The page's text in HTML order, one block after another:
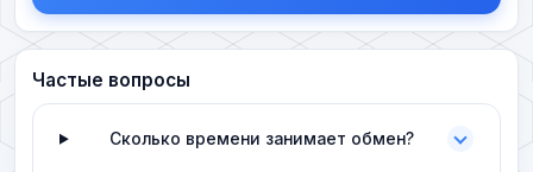
Частые вопросы
Сколько времени занимает обмен?